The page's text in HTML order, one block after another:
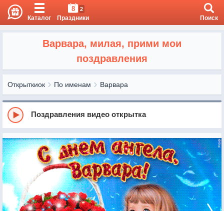
Каталог
8 2
Праздники Поиск
Варвара, милая, прими мои
поздравления
Открыткиок По именам Варвара
Поздравления видео открытка